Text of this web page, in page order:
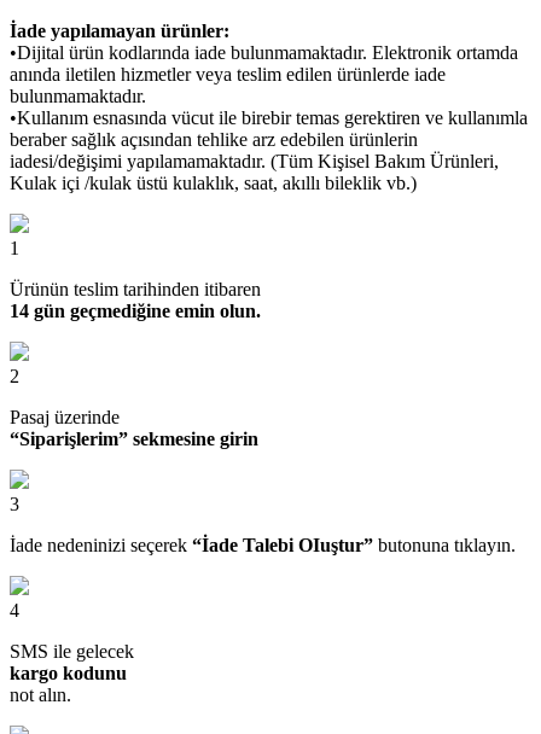
İade yapılamayan ürünler:
•Dijital ürün kodlarında iade bulunmamaktadır. Elektronik ortamda
anında iletilen hizmetler veya teslim edilen ürünlerde iade
bulunmamaktadır.
•Kullanım esnasında vücut ile birebir temas gerektiren ve kullanımla
beraber sağlık açısından tehlike arz edebilen ürünlerin
iadesi/değişimi yapılamamaktadır. (Tüm Kişisel Bakım Ürünleri,
Kulak içi /kulak üstü kulaklık, saat, akıllı bileklik vb.)
1
Ürünün teslim tarihinden itibaren
14 gün geçmediğine emin olun.
2
Pasaj üzerinde
“Siparişlerim” sekmesine girin
3
İade nedeninizi seçerek “İade Talebi OIuştur” butonuna tıklayın.
4
SMS ile gelecek
kargo kodunu
not alın.